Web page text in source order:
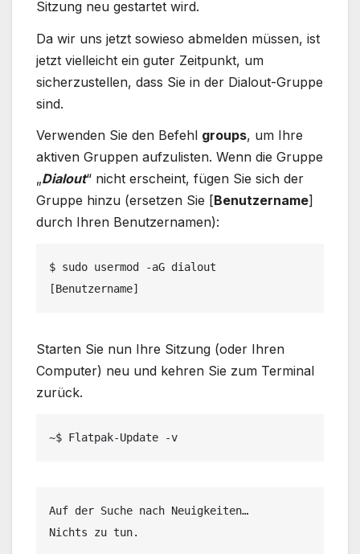
Sitzung neu gestartet wird.
Da wir uns jetzt sowieso abmelden müssen, ist
jetzt vielleicht ein guter Zeitpunkt, um
sicherzustellen, dass Sie in der Dialout-Gruppe
sind.
Verwenden Sie den Befehl groups, um Ihre
aktiven Gruppen aufzulisten. Wenn die Gruppe
„Dialout“ nicht erscheint, fügen Sie sich der
Gruppe hinzu (ersetzen Sie [Benutzername]
durch Ihren Benutzernamen):
$ sudo usermod -aG dialout
[Benutzername]
Starten Sie nun Ihre Sitzung (oder Ihren
Computer) neu und kehren Sie zum Terminal
zurück.
~$ Flatpak-Update -v
Auf der Suche nach Neuigkeiten…
Nichts zu tun.